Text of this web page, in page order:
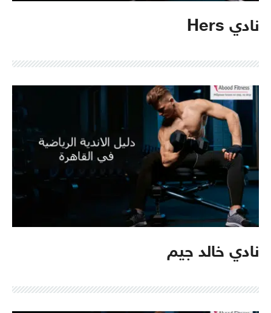
نادي Hers
نادي خالد جيم